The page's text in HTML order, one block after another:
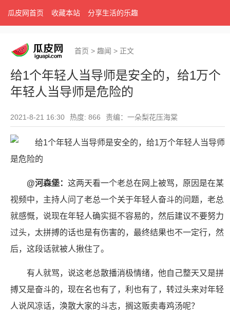
瓜皮网首页 收藏本站 分享生活的乐趣
首页 > 趣闻 > 正文
给1个年轻人当导师是安全的，给1万个
年轻人当导师是危险的
2021-8-21 16:30 热度: 866 责编：一朵梨花压海棠
@河森堡： 这两天看一个老总在网上被骂，原因是在某
视频中，主持人问了老总一个关于年轻人奋斗的问题，老总
就感慨，说现在年轻人确实挺不容易的，然后建议不要努力
过头，太拼搏的话也是有伤害的，最终结果也不一定行，然
后，这段话就被人揪住了。
有人就骂，说这老总散播消极情绪，他自己整天又是拼
搏又是奋斗的，现在名也有了，利也有了，转过头来对年轻
人说风凉话，涣散大家的斗志，搁这贩卖毒鸡汤呢？